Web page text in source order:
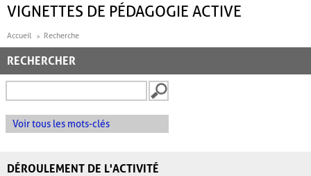
VIGNETTES DE PÉDAGOGIE ACTIVE
Accueil Recherche
RECHERCHER
Voir tous les mots-clés
DÉROULEMENT DE L'ACTIVITÉ